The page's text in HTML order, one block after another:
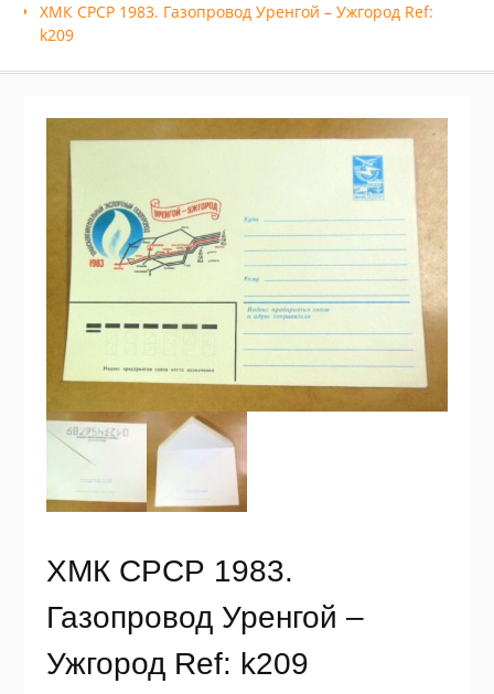
ХМК СРСР 1983. Газопровод Уренгой – Ужгород Ref:
k209
ХМК СРСР 1983.
Газопровод Уренгой –
Ужгород Ref: k209